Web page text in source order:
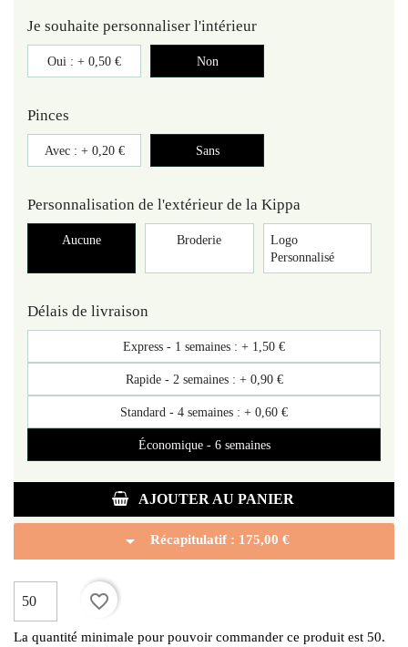
Je souhaite personnaliser l'intérieur
Oui : + 0,50 € Non
Pinces
Avec : + 0,20 € Sans
Personnalisation de l'extérieur de la Kippa
Aucune Broderie
Logo
Personnalisé
Délais de livraison
Express - 1 semaines : + 1,50 €
Rapide - 2 semaines : + 0,90 €
Standard - 4 semaines : + 0,60 €
Économique - 6 semaines
AJOUTER AU PANIER
arrow_drop_down Récapitulatif : 175,00 €
favorite_border
La quantité minimale pour pouvoir commander ce produit est 50.